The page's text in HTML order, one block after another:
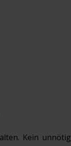
Kein